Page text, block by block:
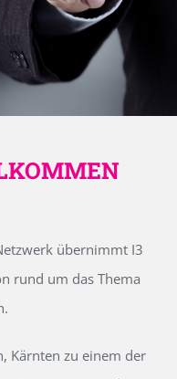
übernimmt I3
rund um das Thema
Kärnten zu einem der